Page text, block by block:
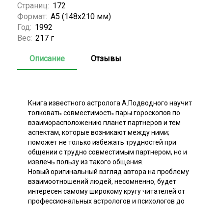
Страниц: 172
Формат: А5 (148x210 мм)
Год: 1992
Вес: 217 г
Описание Отзывы
Книга известного астролога А.Подводного научит
толковать совместимость пары гороскопов по
взаиморасположению планет партнеров и тем
аспектам, которые возникают между ними;
поможет не только избежать трудностей при
общении с трудно совместимым партнером, но и
извлечь пользу из такого общения.
Новый оригинальный взгляд автора на проблему
взаимоотношений людей, несомненно, будет
интересен самому широкому кругу читателей от
профессиональных астрологов и психологов до